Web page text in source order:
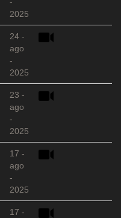
2025
24 -
ago
-
2025
23 -
ago
-
2025
17 -
ago
-
2025
17 -